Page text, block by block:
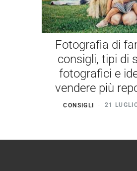
PREZZI
LOGIN
INIZIARE
Fotografia di
consigli, tipi di
fotografici e
vendere più
CONSIGLI 21